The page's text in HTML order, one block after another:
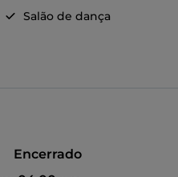
Salão de dança
Encerrado